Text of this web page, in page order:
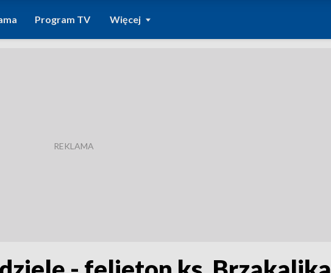
Program TV Więcej